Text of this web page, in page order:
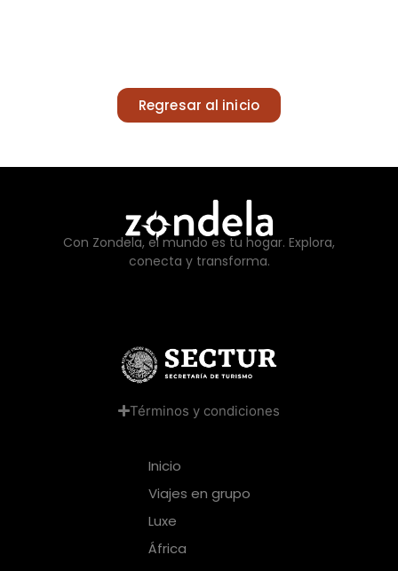
Regresar al inicio
Con Zondela, el mundo es tu hogar. Explora,
conecta y transforma.
Términos y condiciones
Inicio
Viajes en grupo
Luxe
África